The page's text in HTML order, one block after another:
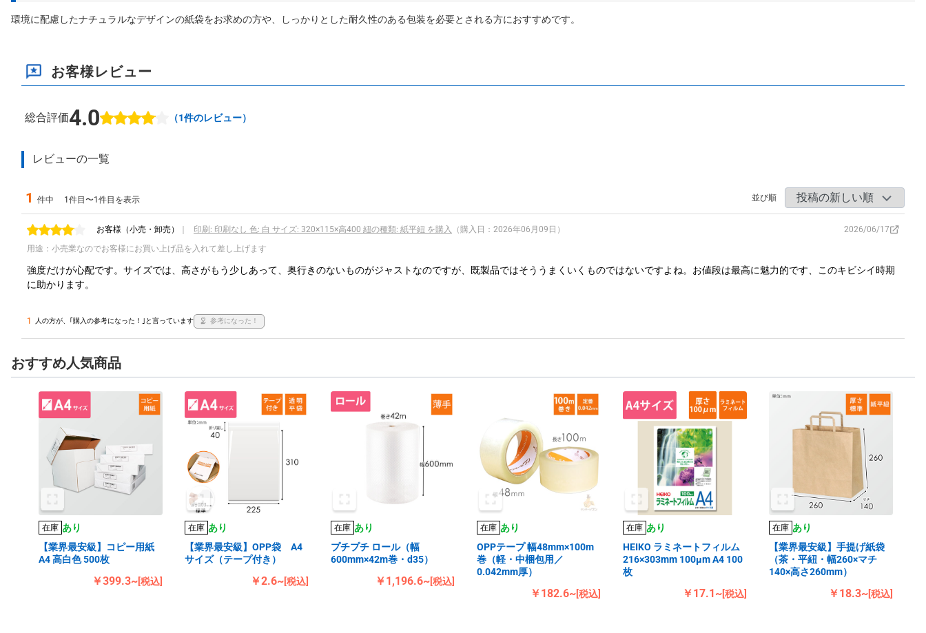
環境に配慮したナチュラルなデザインの紙袋をお求めの方や、しっかりとした耐久性のある包装を必要とされる方におすすめです。
お客様レビュー
総合評価4.0 （1件のレビュー）
レビューの一覧
1 件中 1件目〜1件目を表示 並び順
お客様 （小売・卸売） 印刷: 印刷なし 色: 白 サイズ: 320×115×高400 紐の種類: 紙平紐 を購入 （購入日：2026年06月09日）
2026/06/17
用途：小売業なのでお客様にお買い上げ品を入れて差し上げます
強度だけが心配です。サイズでは、高さがもう少しあって、奥行きのないものがジャストなのですが、既製品ではそううまくいくものではないですよね。お値段は最高に魅力的です、このキビシイ時期
に助かります。
1 人の方が、｢購入の参考になった！｣と言っています 参考になった！
おすすめ人気商品
在庫 あり
【業界最安級】コピー用紙
A4 高白色 500枚
￥399.3~[税込]
在庫 あり
【業界最安級】OPP袋 A4
サイズ（テープ付き）
￥2.6~[税込]
在庫 あり
プチプチ ロール（幅
600mm×42m巻・d35）
￥1,196.6~[税込]
在庫 あり
OPPテープ 幅48mm×100m
巻（軽・中梱包用／
0.042mm厚）
￥182.6~[税込]
在庫 あり
HEIKO ラミネートフィルム
216×303mm 100μm A4 100
枚
￥17.1~[税込]
在庫 あり
【業界最安級】手提げ紙袋
（茶・平紐・幅260×マチ
140×高さ260mm）
￥18.3~[税込]